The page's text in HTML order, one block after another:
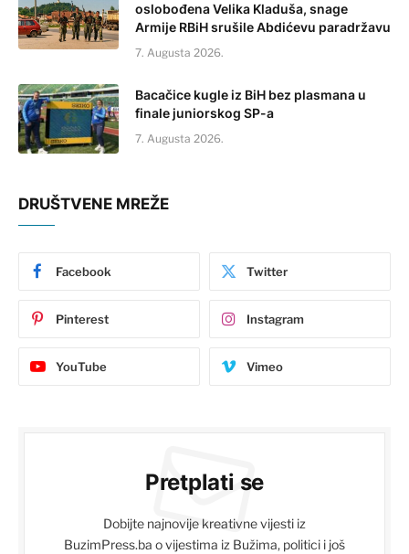
oslobođena Velika Kladuša, snage
Armije RBiH srušile Abdićevu paradržavu
7. Augusta 2026.
Bacačice kugle iz BiH bez plasmana u
finale juniorskog SP-a
7. Augusta 2026.
DRUŠTVENE MREŽE
Facebook Twitter
Pinterest Instagram
YouTube Vimeo
Pretplati se
Dobijte najnovije kreativne vijesti iz
BuzimPress.ba o vijestima iz Bužima, politici i još